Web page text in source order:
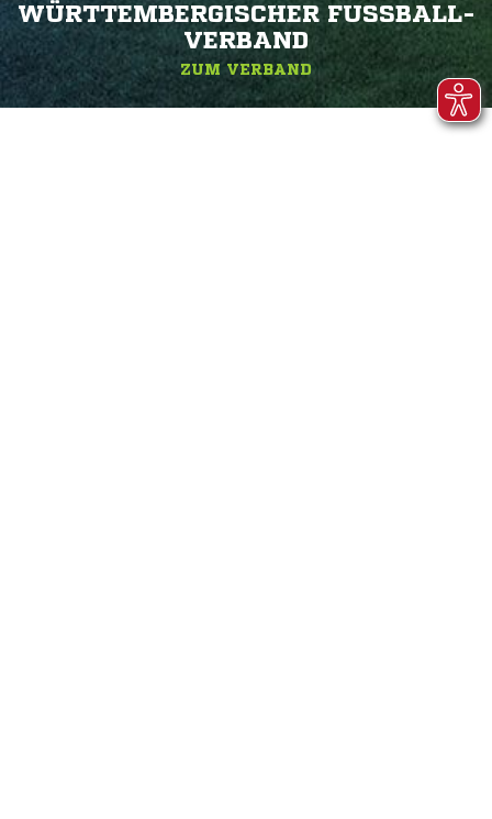
WÜRTTEMBERGISCHER FUSSBALL-V
ERBAND
ZUM VERBAND